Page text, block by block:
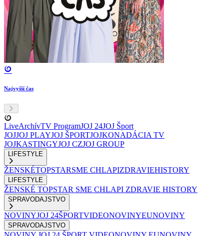
Najvyšší čas
LiveArchívTV ProgramJOJ 24JOJ Šport
JOJJOJ PLAYJOJ ŠPORTJOJKONADÁCIA TV
JOJKASTINGYJOJ CZJOJ GROUP
LIFESTYLE
ŽENSKÉTOPSTARSME CHLAPIZDRAVIEHISTORY
LIFESTYLE
ŽENSKÉ TOPSTAR SME CHLAPI ZDRAVIE HISTORY
SPRAVODAJSTVO
NOVINYJOJ 24ŠPORTVIDEONOVINYEUNOVINY
SPRAVODAJSTVO